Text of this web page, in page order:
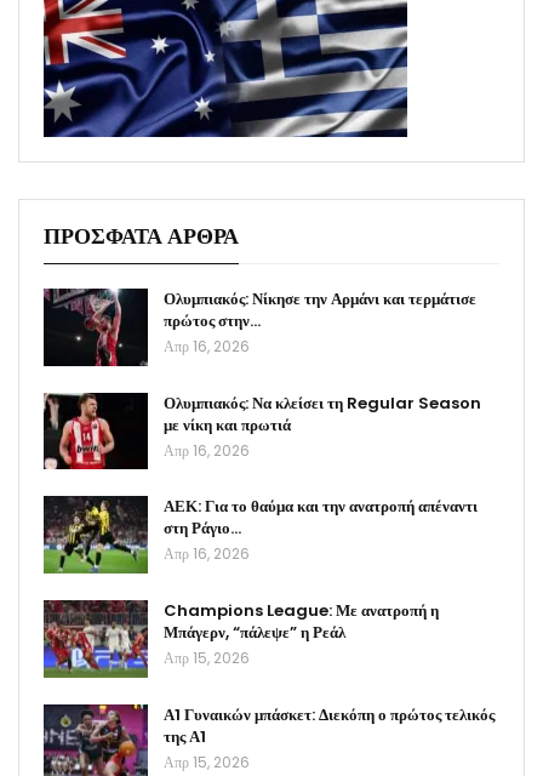
ΠΡΟΣΦΑΤΑ ΑΡΘΡΑ
Ολυμπιακός: Νίκησε την Αρμάνι και τερμάτισε
πρώτος στην…
Απρ 16, 2026
Ολυμπιακός: Να κλείσει τη Regular Season
με νίκη και πρωτιά
Απρ 16, 2026
ΑΕΚ: Για το θαύμα και την ανατροπή απέναντι
στη Ράγιο…
Απρ 16, 2026
Champions League: Με ανατροπή η
Μπάγερν, “πάλεψε” η Ρεάλ
Απρ 15, 2026
Α1 Γυναικών μπάσκετ: Διεκόπη ο πρώτος τελικός
της Α1
Απρ 15, 2026